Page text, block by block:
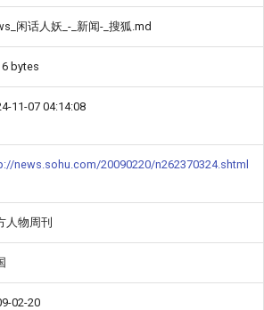
闲话人妖_-_新闻-_搜狐.md
bytes
11-07 04:14:08
news.sohu.com/20090220/n262370324.shtml
人物周刊
02-20